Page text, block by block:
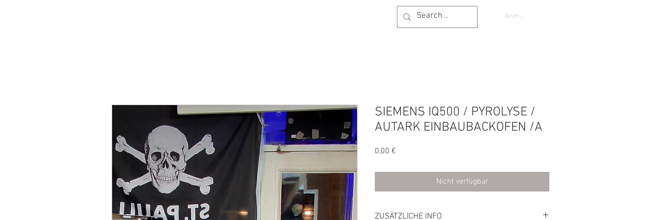
Anmelden
SIEMENS IQ500 / PYROLYSE /
AUTARK EINBAUBACKOFEN /A
0,00 €
Nicht verfügbar
ZUSÄTZLICHE INFO